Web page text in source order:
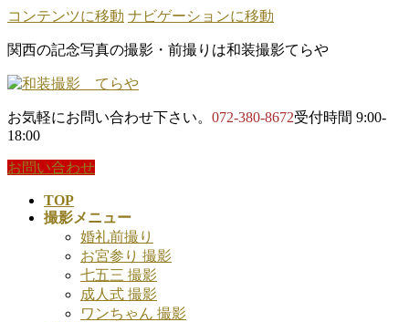
コンテンツに移動 ナビゲーションに移動
関西の記念写真の撮影・前撮りは和装撮影てらや
お気軽にお問い合わせ下さい。 072-380-8672受付時間 9:00-
18:00
お問い合わせ
TOP
撮影メニュー
婚礼前撮り
お宮参り 撮影
七五三 撮影
成人式 撮影
ワンちゃん 撮影